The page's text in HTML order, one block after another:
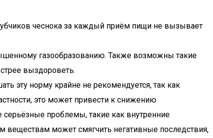
чеснока за каждый приём пищи не вызывает
газообразованию. Также возможны такие
выздороветь.
эту норму крайне не рекомендуется, так как
это может привести к снижению
проблемы, такие как внутренние
веществам может смягчить негативные последствия,